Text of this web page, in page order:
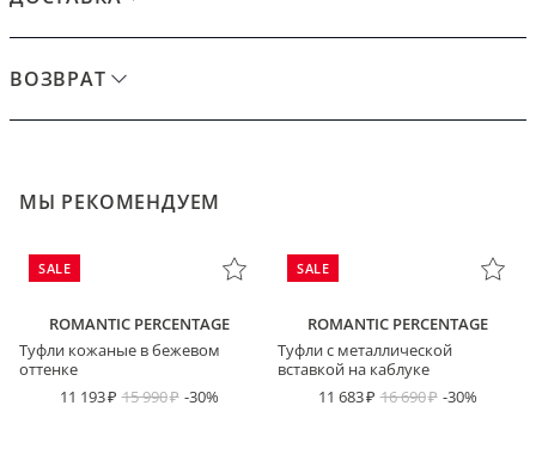
ВОЗВРАТ
МЫ РЕКОМЕНДУЕМ
SALE
ROMANTIC PERCENTAGE
Туфли кожаные в бежевом
оттенке
11 193
15 990 -30%
SALE
ROMANTIC PERCENTAGE
Туфли с металлической
вставкой на каблуке
11 683
16 690 -30%